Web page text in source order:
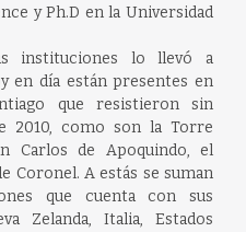
y Ph.D en la Universidad
instituciones lo llevó a
en día están presentes en
que resistieron sin
2010, como son la Torre
Carlos de Apoquindo, el
Coronel. A estás se suman
que cuenta con sus
Zelanda, Italia, Estados